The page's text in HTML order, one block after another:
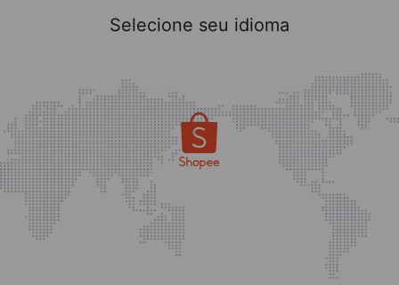
Selecione seu idioma